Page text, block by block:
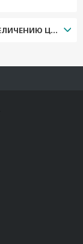
УВЕЛИЧЕНИЮ ЦЕНЫ